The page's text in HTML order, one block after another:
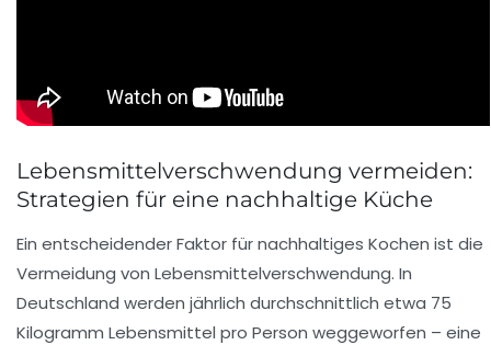
Lebensmittelverschwendung vermeiden:
Strategien für eine nachhaltige Küche
Ein entscheidender Faktor für nachhaltiges Kochen ist die
Vermeidung von Lebensmittelverschwendung. In
Deutschland werden jährlich durchschnittlich etwa 75
Kilogramm Lebensmittel pro Person weggeworfen – eine